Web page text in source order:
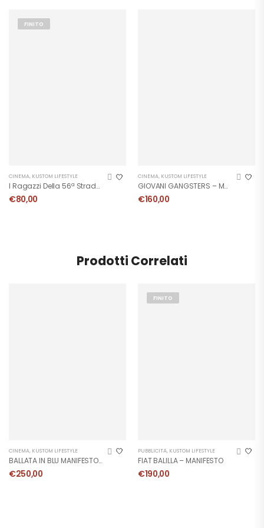
FINITO
CINEMA, KUSTOM LIFESTYLE
I Ragazzi Della 56ª Strada – Manifesto
€80,00
CINEMA, KUSTOM LIFESTYLE
GIOVANI GANGSTERS – Manifesto
€160,00
Prodotti Correlati
CINEMA, KUSTOM LIFESTYLE
BALLATA IN BLU MANIFESTO 1966
€250,00
FINITO
PUBBLICITÀ, KUSTOM LIFESTYLE
FIAT BALILLA – MANIFESTO
€190,00